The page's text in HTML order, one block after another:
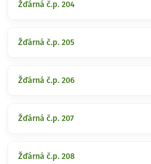
Žďárná č.p. 204
Žďárná č.p. 205
Žďárná č.p. 206
Žďárná č.p. 207
Žďárná č.p. 208